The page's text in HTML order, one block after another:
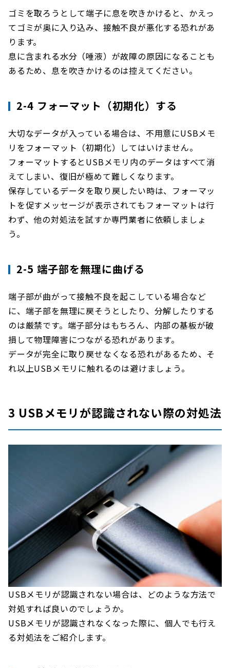
ゴミを取ろうとして端子に息を吹きかけると、かえっ
てゴミが奥に入り込み、接触不良が悪化する恐れがあ
ります。
息に含まれる水分（唾液）が故障の原因になることも
あるため、息を吹きかけるのは控えてください。
2-4 フォーマット（初期化）する
大切なデータが入っている場合は、不用意にUSBメモ
リをフォーマット（初期化）してはいけません。
フォーマットするとUSBメモリ内のデータはすべて消
えてしまい、復旧が極めて難しくなります。
保存しているデータを取り戻したい時は、フォーマッ
トを促すメッセージが表示されてもフォーマットは行
わず、他の対処法を試すか専門業者に依頼しましょ
う。
2-5 端子部を無理に曲げる
端子部が曲がって接触不良を起こしている場合など
に、端子部を無理に戻そうとしたり、分解したりする
のは厳禁です。端子部分はもちろん、内部の基板が破
損して物理障害につながる恐れがあります。
データが完全に取り戻せなくなる恐れがあるため、そ
れ以上USBメモリに触れるのは避けましょう。
3 USBメモリが認識されない際の対処法
USBメモリが認識されない場合は、どのような方法で
対処すれば良いのでしょうか。
USBメモリが認識されなくなった際に、個人でも行え
る対処法をご紹介します。